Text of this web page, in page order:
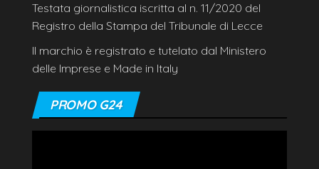
Testata giornalistica iscritta al n. 11/2020 del
Registro della Stampa del Tribunale di Lecce
Il marchio è registrato e tutelato dal Ministero
delle Imprese e Made in Italy
PROMO G24